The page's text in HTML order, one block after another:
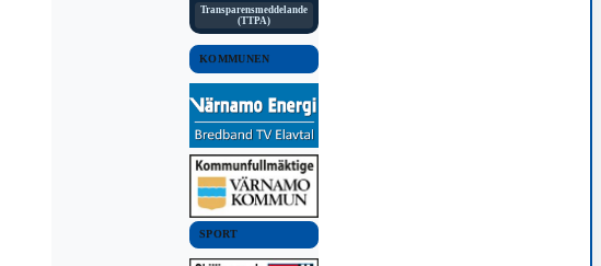
Transparensmeddelande
(TTPA)
KOMMUNEN
SPORT